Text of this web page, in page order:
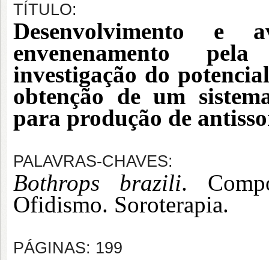
TÍTULO:
Desenvolvimento e
envenenamento
investigação do
obtenção de um
para produção de
PALAVRAS-CHAVES:
Bothrops brazili.
Ofidismo. Soroterapia.
PÁGINAS: 199